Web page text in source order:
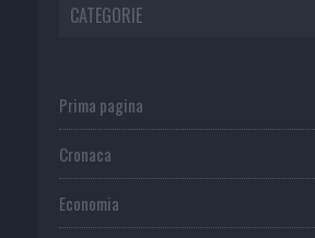
CATEGORIE
Prima pagina
Cronaca
Economia